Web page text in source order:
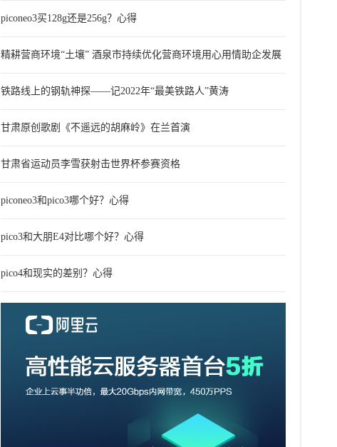
piconeo3买128g还是256g？心得
精耕营商环境“土壤” 酒泉市持续优化营商环境用心用情助企发展
铁路线上的钢轨神探——记2022年“最美铁路人”黄涛
甘肃原创歌剧《不遥远的胡麻岭》在兰首演
甘肃省运动员李雪获射击世界杯参赛资格
piconeo3和pico3哪个好？心得
pico3和大朋E4对比哪个好？心得
pico4和现实的差别？心得